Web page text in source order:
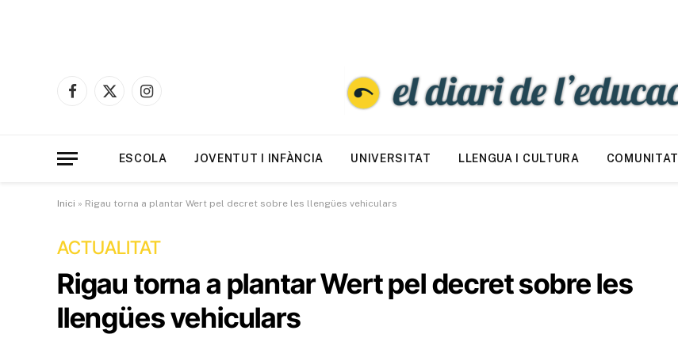
Facebook
X
Instagram
ESCOLA JOVENTUT I INFÀNCIA UNIVERSITAT LLENGUA I CULTURA COMUNITAT
Inici » Rigau torna a plantar Wert pel decret sobre les llengües vehiculars
ACTUALITAT
Rigau torna a plantar Wert pel decret sobre les
llengües vehiculars